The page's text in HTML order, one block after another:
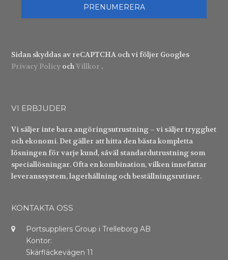
PRENUMERERA
Sidan skyddas av reCAPTCHA och vi följer Googles
Privacy Policy ochVillkor .
VI ERBJUDER
Vi säljer inte bara angöringsutrustning – vi säljer trygghet
och ekonomi. Det gäller att hitta den bästa kompletta
lösningen för varje kund, såväl standardutrustning som
speciallösningar. Ofta en kombination, vilken innefattar
leveranssystem, lagerhållning och beställningsrutiner.
KONTAKTA OSS
Portsuppliers Group i Trelleborg AB
Kontor:
Skärfläckevägen 11